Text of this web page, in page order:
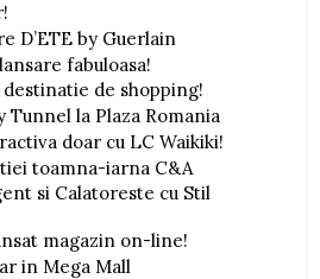
D’ETE by Guerlain
fabuloasa!
destinatie de shopping!
Tunnel la Plaza Romania
doar cu LC Waikiki!
toamna-iarna C&A
si Calatoreste cu Stil
magazin on-line!
in Mega Mall